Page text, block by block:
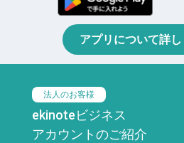
アプリについて詳
法人のお客様
ekinoteビジネス
アカウントのご紹介